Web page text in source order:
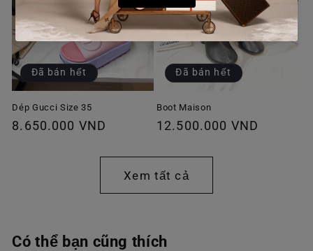
Đã bán hết
Dép Gucci Size 35
Giá
8.650.000 VND
Đã bán hết
Boot Maison
Giá
thường
12.500.000 VND
Xem tất cả
Có thể bạn cũng thích